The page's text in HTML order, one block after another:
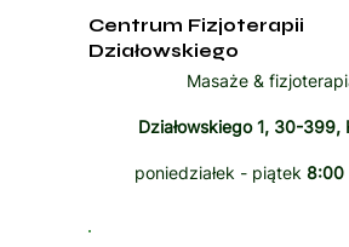
Centrum Fizjoterapii
Działowskiego
Masaże &
Działowskiego 1, 30-399,
poniedziałek - piątek 8:00